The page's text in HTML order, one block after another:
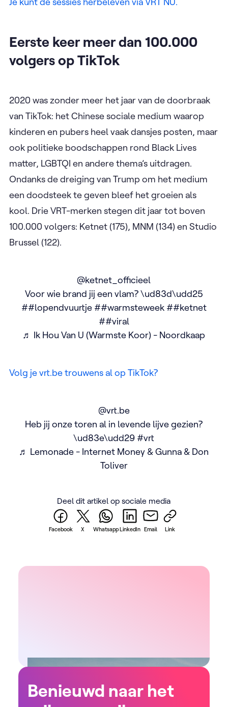
Eerste keer meer dan 100.000
volgers op TikTok
2020 was zonder meer het jaar van de doorbraak
van TikTok: het Chinese sociale medium waarop
kinderen en pubers heel vaak dansjes posten, maar
ook politieke boodschappen rond Black Lives
matter, LGBTQI en andere thema’s uitdragen.
Ondanks de dreiging van Trump om het medium
een doodsteek te geven bleef het groeien als
kool. Drie VRT-merken stegen dit jaar tot boven
100.000 volgers: Ketnet (175), MNM (134) en Studio
Brussel (122).
@ketnet_officieel
Voor wie brand jij een vlam? \ud83d\udd25
##lopendvuurtje ##warmsteweek ##ketnet
##viral
♬ Ik Hou Van U (Warmste Koor) - Noordkaap
Volg je vrt.be trouwens al op TikTok?
@vrt.be
Heb jij onze toren al in levende lijve gezien?
\ud83e\udd29 #vrt
♬ Lemonade - Internet Money & Gunna & Don
Toliver
Deel dit artikel op sociale media
Facebook X WhatsappLinkedIn Email Link
Benieuwd naar het